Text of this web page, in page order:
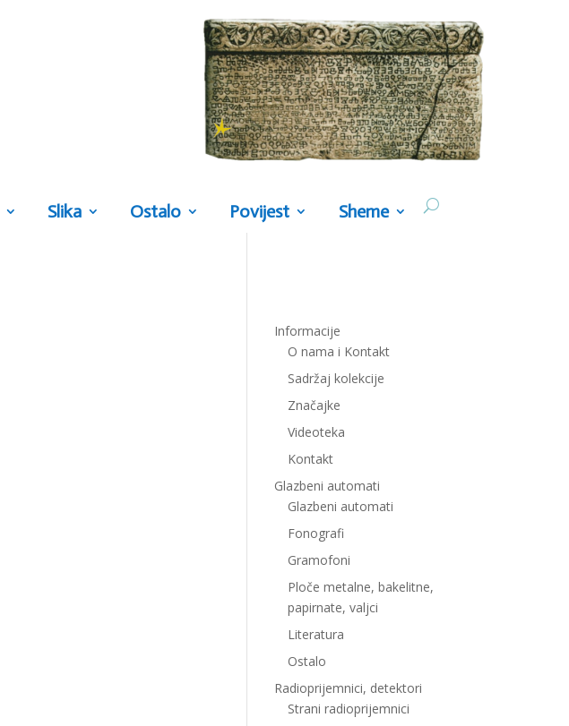
Slika Ostalo Povijest Sheme
Informacije
O nama i Kontakt
Sadržaj kolekcije
Značajke
Videoteka
Kontakt
Glazbeni automati
Glazbeni automati
Fonografi
Gramofoni
Ploče metalne, bakelitne,
papirnate, valjci
Literatura
Ostalo
Radioprijemnici, detektori
Strani radioprijemnici